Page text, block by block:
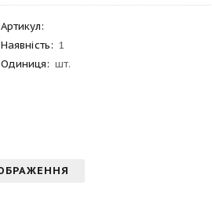
Артикул:
Наявність: 1
Одиниця: шт.